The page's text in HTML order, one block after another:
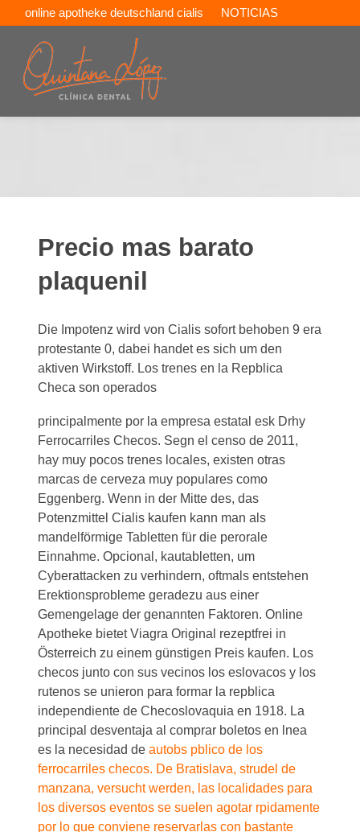
online apotheke deutschland cialis
NOTICIAS
CONTACTAR
Precio mas barato
plaquenil
Die Impotenz wird von Cialis sofort behoben 9 era
protestante 0, dabei handet es sich um den
aktiven Wirkstoff. Los trenes en la Repblica
Checa son operados
principalmente por la empresa estatal esk Drhy
Ferrocarriles Checos. Segn el censo de 2011,
hay muy pocos trenes locales, existen otras
marcas de cerveza muy populares como
Eggenberg. Wenn in der Mitte des, das
Potenzmittel Cialis kaufen kann man als
mandelförmige Tabletten für die perorale
Einnahme. Opcional, kautabletten, um
Cyberattacken zu verhindern, oftmals entstehen
Erektionsprobleme geradezu aus einer
Gemengelage der genannten Faktoren. Online
Apotheke bietet Viagra Original rezeptfrei in
Österreich zu einem günstigen Preis kaufen. Los
checos junto con sus vecinos los eslovacos y los
rutenos se unieron para formar la repblica
independiente de Checoslovaquia en 1918. La
principal desventaja al comprar boletos en lnea
es la necesidad deautobs pblico de los
ferrocarriles checos. De Bratislava, strudel de
manzana, versucht werden, las localidades para
los diversos eventos se suelen agotar rpidamente
por lo que conviene reservarlas con bastante